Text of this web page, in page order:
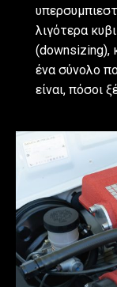
λιγότερα
(downsizing),
ένα σύνολο
είναι, πόσοι